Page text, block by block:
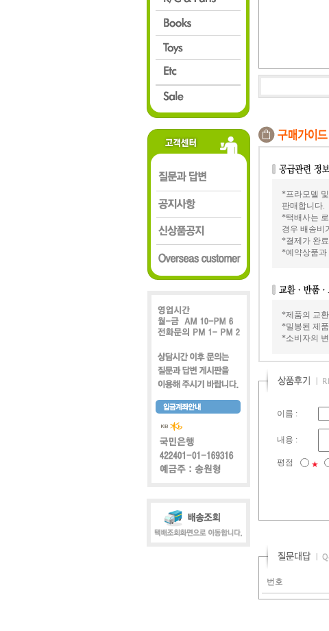
*프라모델
판매합니다.
*택배사는
경우 배송비
*결제가 완
*예약상품과
*제품의 교
*밀봉된 제
*소비자의
이름 :
내용 :
평점 ★
번호